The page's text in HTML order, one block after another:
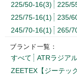
225/50-16(3)
225/
225/75-16(1)
235/
245/70-16(1)
265/
ブランド一覧：
すべて ATRラジア
ZEETEX【ジーテッ